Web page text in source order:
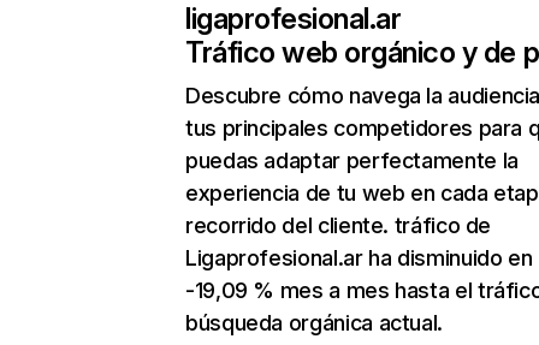
ligaprofesional.ar
Tráfico web orgánico y de
Descubre cómo navega la
tus principales competidores para
puedas adaptar perfectamente la
experiencia de tu web en cada
recorrido del cliente. tráfico de
Ligaprofesional.ar ha disminuido en
-19,09 % mes a mes hasta el
búsqueda orgánica actual.